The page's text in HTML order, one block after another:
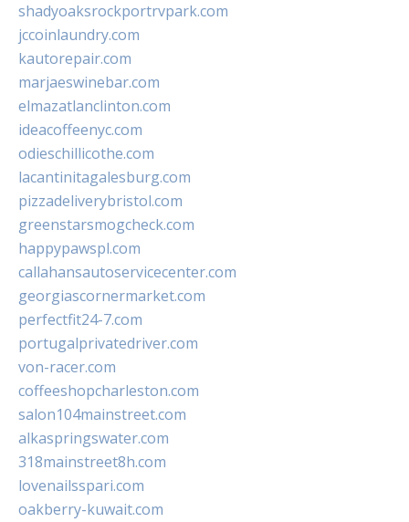
shadyoaksrockportrvpark.com
jccoinlaundry.com
kautorepair.com
marjaeswinebar.com
elmazatlanclinton.com
ideacoffeenyc.com
odieschillicothe.com
lacantinitagalesburg.com
pizzadeliverybristol.com
greenstarsmogcheck.com
happypawspl.com
callahansautoservicecenter.com
georgiascornermarket.com
perfectfit24-7.com
portugalprivatedriver.com
von-racer.com
coffeeshopcharleston.com
salon104mainstreet.com
alkaspringswater.com
318mainstreet8h.com
lovenailsspari.com
oakberry-kuwait.com